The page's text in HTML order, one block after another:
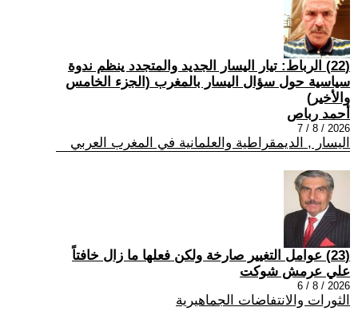
(22) الرباط: تيار اليسار الجديد والمتجدد ينظم ندوة
سياسية حول سؤال اليسار بالمغرب (الجزء الخامس
والأخير)
أحمد رباص
2026 / 8 / 7
اليسار , الديمقراطية والعلمانية في المغرب العربي
(23) عوامل التغيير صارخة ولكن فعلها ما زال خافتاً
علي عرمش شوكت
2026 / 8 / 6
الثورات والانتفاضات الجماهيرية